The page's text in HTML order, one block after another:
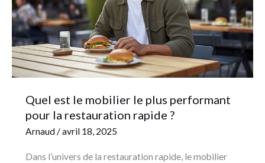
Quel est le mobilier le plus performant
pour la restauration rapide ?
Arnaud/avril 18, 2025
Dans l’univers de la restauration rapide, le mobilier
plus
performant
pour
la
restauration
?